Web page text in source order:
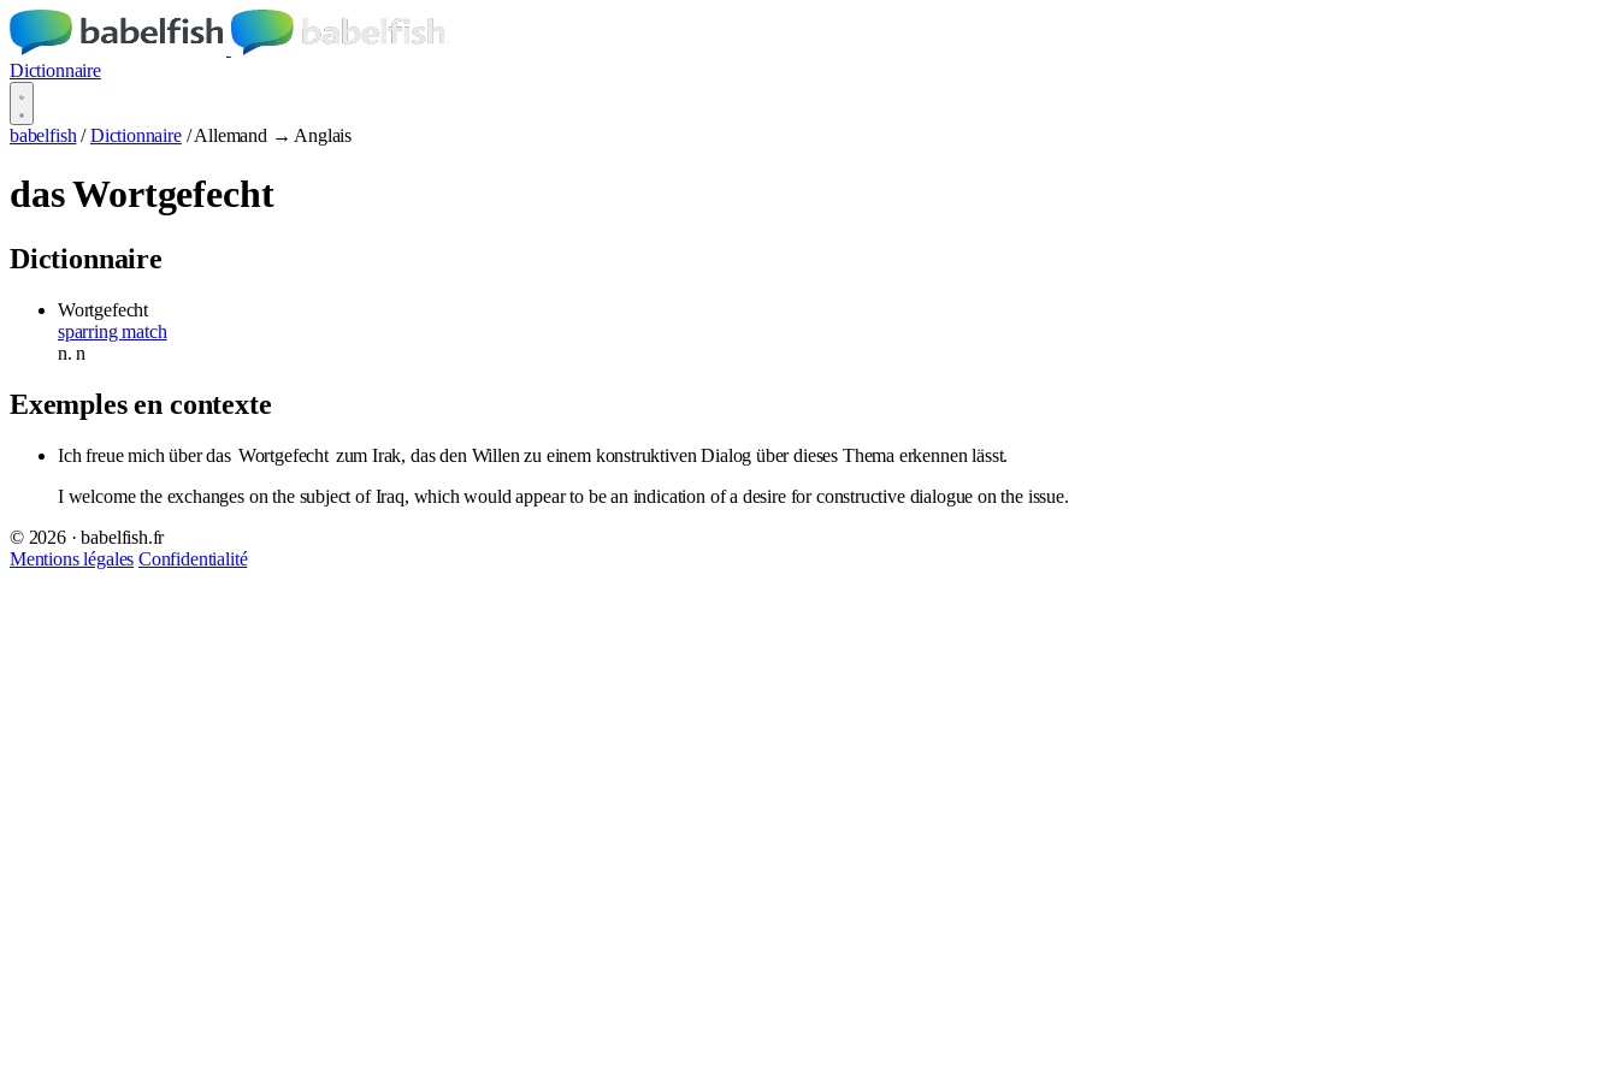
Dictionnaire
babelfish / Dictionnaire / Allemand → Anglais
das Wortgefecht
Dictionnaire
Wortgefecht
sparring match
n.n
Exemples en contexte
Ich freue mich über das Wortgefecht zum Irak, das den Willen zu einem konstruktiven Dialog über dieses Thema erkennen lässt.
I welcome the exchanges on the subject of Iraq, which would appear to be an indication of a desire for constructive dialogue on the issue.
© 2026 · babelfish.fr
Mentions légales Confidentialité